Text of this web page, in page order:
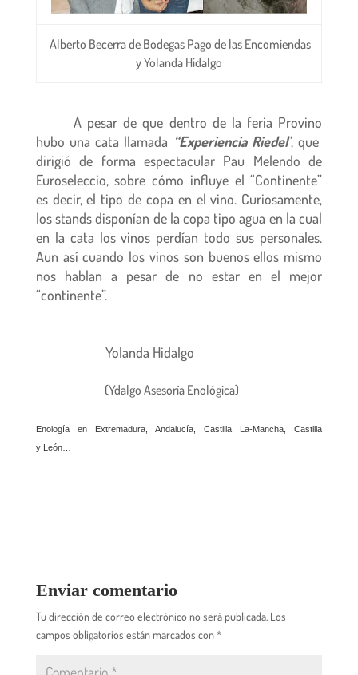
Alberto Becerra de Bodegas Pago de las Encomiendas
y Yolanda Hidalgo
A pesar de que dentro de la feria Provino
hubo una cata llamada “Experiencia Riedel”, que
dirigió de forma espectacular Pau Melendo de
Euroseleccio, sobre cómo influye el “Continente”
es decir, el tipo de copa en el vino. Curiosamente,
los stands disponían de la copa tipo agua en la cual
en la cata los vinos perdían todo sus personales.
Aun así cuando los vinos son buenos ellos mismo
nos hablan a pesar de no estar en el mejor
“continente”.
Yolanda Hidalgo
(Ydalgo Asesoría Enológica)
Enología en Extremadura, Andalucía, Castilla La-Mancha, Castilla
y León…
Enviar comentario
Tu dirección de correo electrónico no será publicada. Los
campos obligatorios están marcados con*